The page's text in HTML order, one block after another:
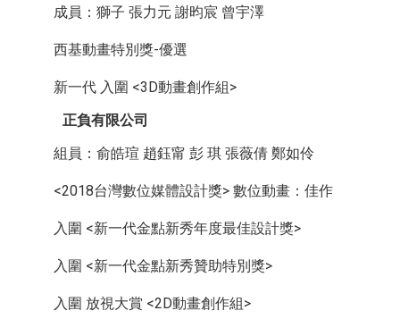
成員：獅子 張力元 謝昀宸 曾宇澤
西基動畫特別獎-優選
新一代 入圍 <3D動畫創作組>
正負有限公司
組員：俞皓瑄 趙鈺甯 彭 琪 張薇倩 鄭如伶
<2018台灣數位媒體設計獎> 數位動畫：佳作
入圍 <新一代金點新秀年度最佳設計獎>
入圍 <新一代金點新秀贊助特別獎>
入圍 放視大賞 <2D動畫創作組>